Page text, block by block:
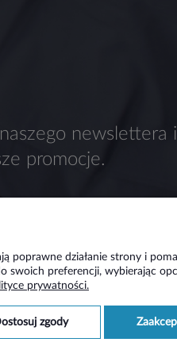
newslettera i
promocje.
konta
Płatności i
Formy
Czas i
Czas
poprawne działanie strony i
swoich preferencji, wybierając
prywatności.
dostosuj zgody